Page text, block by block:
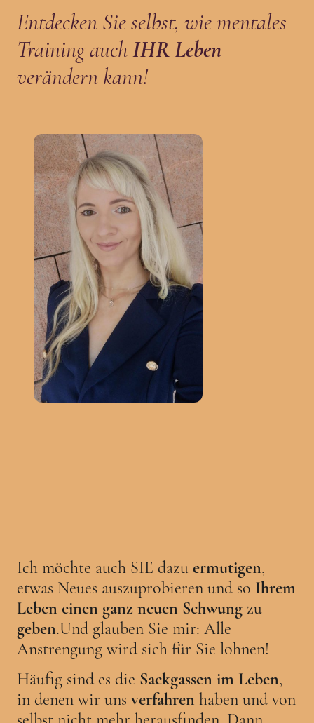
Entdecken Sie selbst, wie mentales
Training auchIHRLeben
verändern kann!
Ich möchte auch SIE dazu ermutigen,
etwas Neues auszuprobieren und so Ihrem
Leben einen ganz neuen Schwung zu
geben.Und glauben Sie mir: Alle
Anstrengung wird sich für Sie lohnen!
Häufig sind es die Sackgassen im Leben,
in denen wir unsverfahren haben und von